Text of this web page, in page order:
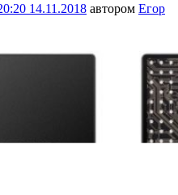
14.11.2018 автором Егор